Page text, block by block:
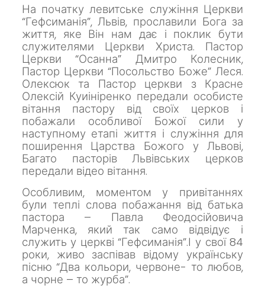
На початку левитське служіння Церкви
“Гефсиманія”, Львів, прославили Бога за
життя, яке Він нам дає і поклик бути
служителями Церкви Христа. Пастор
Церкви “Осанна” Дмитро Колесник,
Пастор Церкви “Посольство Боже” Леся.
Олексюк та Пастор церкви з Красне
Олексій Куиініренко передали особисте
вітання пастору від своїх церков і
побажали особливої Божої сили у
наступному етапі життя і служіння для
поширення Царства Божого у Львові,
Багато пасторів Львівських церков
передали відео вітання.
Особливим, моментом у привітаннях
були теплі слова побажання від батька
пастора – Павла Феодосійовича
Марченка, який так само відвідує і
служить у церкві “Гефсиманія”.І у свої 84
роки, живо заспівав відому українську
пісню “Два кольори, червоне- то любов,
а чорне – то журба”.